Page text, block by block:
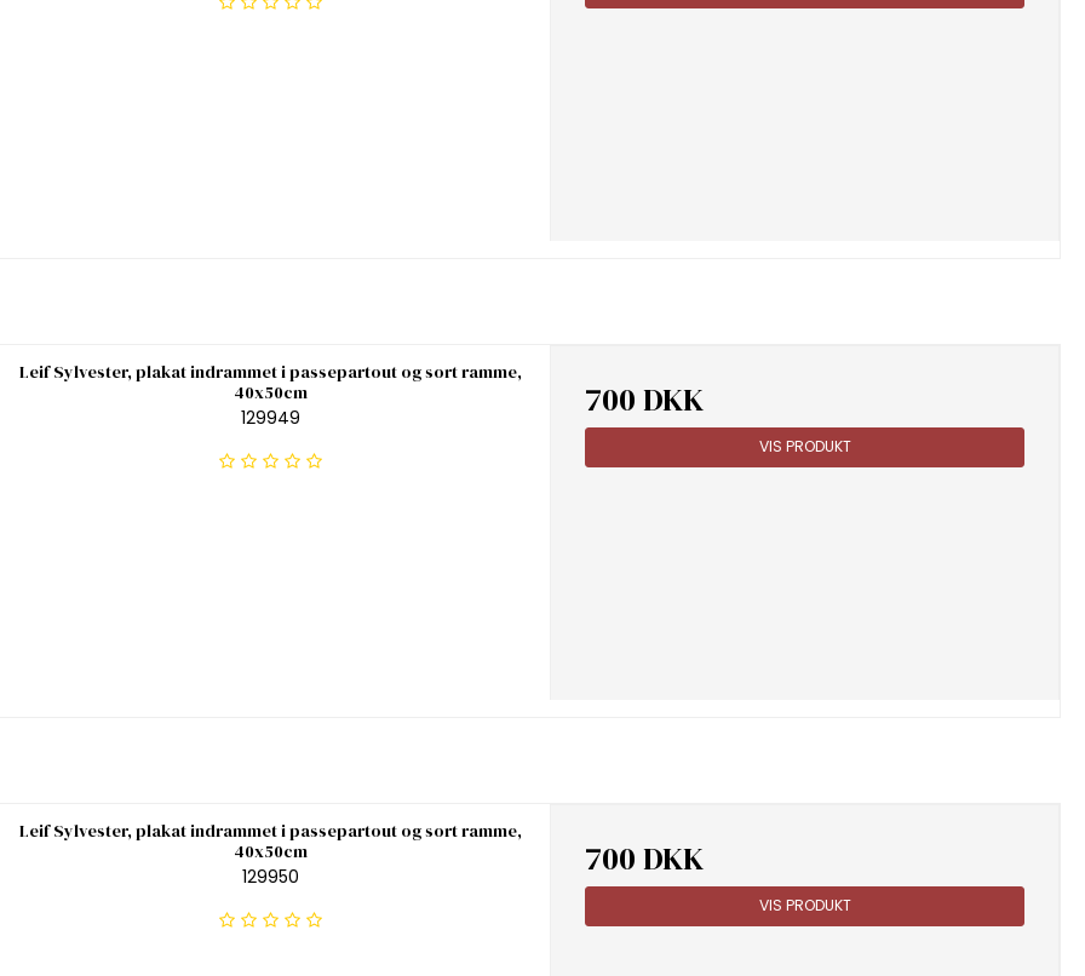
Leif Sylvester, plakat indrammet i passepartout og sort ramme,
40x50cm
129949
700 DKK
VIS PRODUKT
Leif Sylvester, plakat indrammet i passepartout og sort ramme,
40x50cm
129950
700 DKK
VIS PRODUKT